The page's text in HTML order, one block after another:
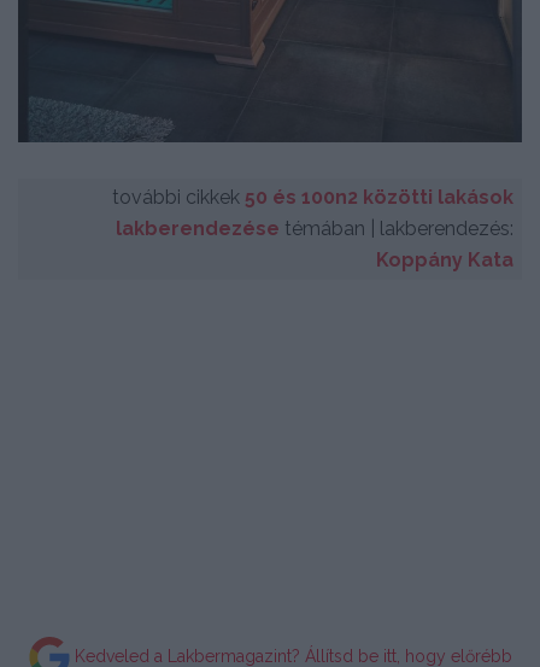
további cikkek 50 és 100n2 közötti lakások
lakberendezése témában | lakberendezés:
Koppány Kata
Kedveled a Lakbermagazint? Állítsd be itt, hogy előrébb